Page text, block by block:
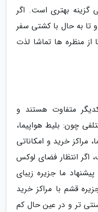
گزینه بهتری است. اگر
تا به حال با کشتی سفر
از منظره ها تماشا لذت
متفاوت هستند و
چون: بلیط هواپیما،
مراکز خرید و امکاناتی
انتظار فضای لوکس
ما جزیره زیبای
قشم با مراکز خرید
تر و در عین حال کم